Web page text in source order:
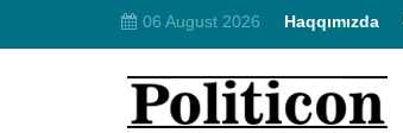
06 August 2026 Haqqımızda